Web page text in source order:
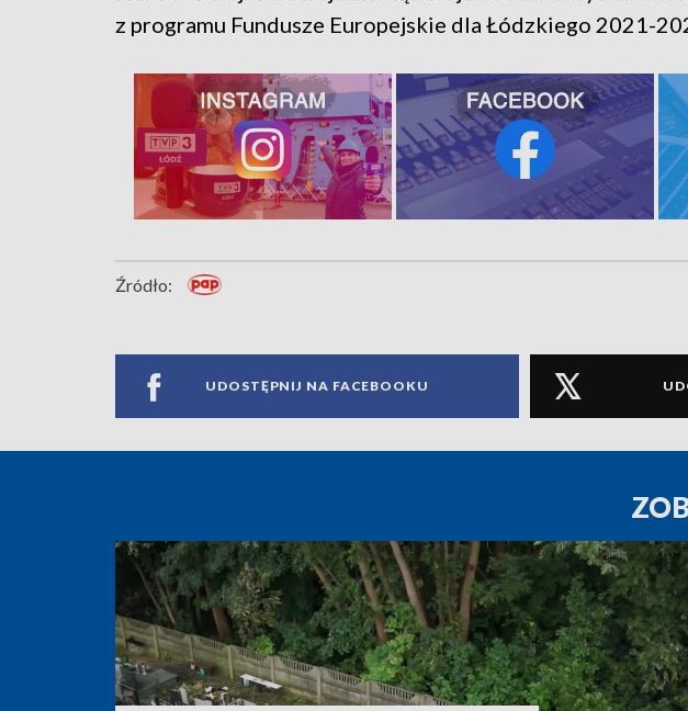
z programu Fundusze Europejskie dla Łódzkiego 2021-
Źródło:
UDOSTĘPNIJ NA FACEBOOKU